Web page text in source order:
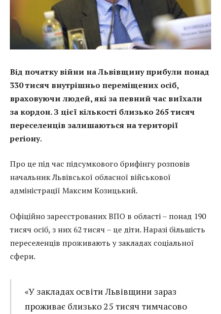
Від початку війни на Львівщину прибули понад
330 тисяч внутрішньо переміщених осіб,
враховуючи людей, які за певний час виїхали
за кордон. З цієї кількості близько 265 тисяч
переселенців залишаються на території
регіону.
Про це під час підсумкового брифінгу розповів
начальник Львівської обласної військової
адміністрації Максим Козицький.
Офіційно зареєстрованих ВПО в області – понад 190
тисяч осіб, з них 62 тисяч – це діти. Наразі більшість
переселенців проживають у закладах соціальної
сфери.
«У закладах освіти Львівщини зараз
проживає близько 25 тисяч тимчасово